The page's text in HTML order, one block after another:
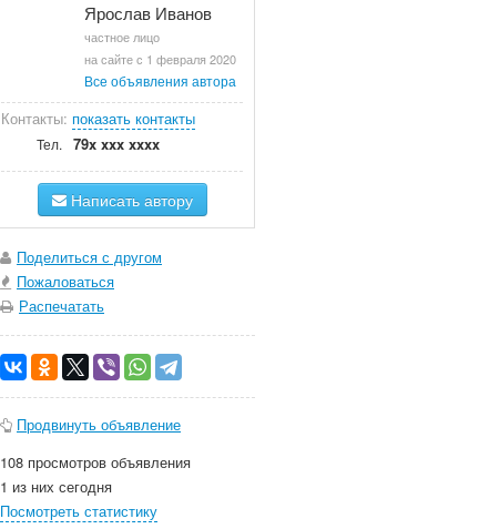
Ярослав Иванов
частное лицо
на сайте с 1 февраля 2020
Все объявления автора
Контакты: показать контакты
Тел. 79x xxx xxxx
Написать автору
Поделиться с другом
Пожаловаться
Распечатать
Продвинуть объявление
108 просмотров объявления
1 из них сегодня
Посмотреть статистику